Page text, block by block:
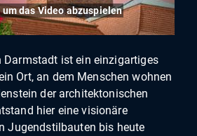
das Video abzuspielen
Darmstadt ist ein einzigartiges
Ort, an dem Menschen wohnen
der architektonischen
hier eine visionäre
Jugendstilbauten bis heute